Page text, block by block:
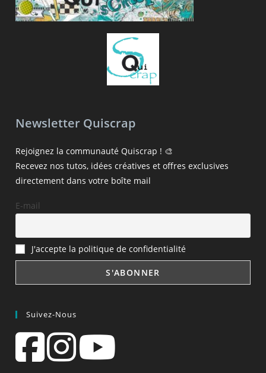
Newsletter Quiscrap
Rejoignez la communauté Quiscrap ! 🎨
Recevez nos tutos, idées créatives et offres exclusives
directement dans votre boîte mail
E-mail
J'accepte la politique de confidentialité
Suivez-Nous